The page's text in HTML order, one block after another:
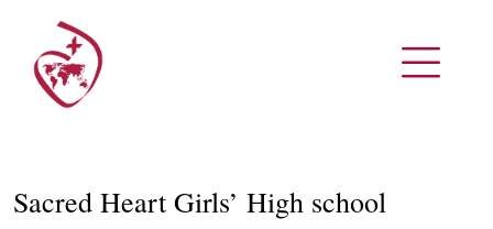
Sacred Heart Girls’ High school